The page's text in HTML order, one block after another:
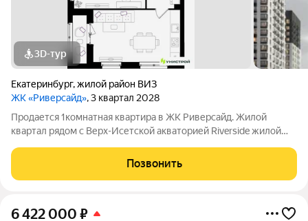
3D-тур
Екатеринбург,жилой район ВИЗ
ЖК «Риверсайд», 3 квартал 2028
Продается 1комнатная квартира в ЖК Риверсайд. Жилой
квартал рядом с Верх-Исетской акваторией Riverside жилой
улицами Татищева и Крауля. ВИЗ один из самых
перспективных и наиболее востребованных
Позвонить
6 422 000 ₽